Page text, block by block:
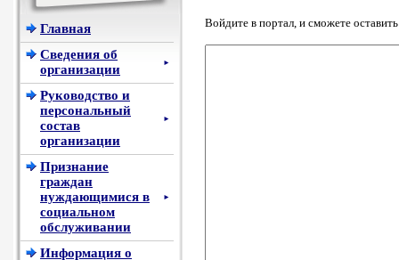
Главная
Сведения об
организации
►
Руководство и
персональный
состав
организации
►
Признание
граждан
нуждающимися в
социальном
обслуживании
►
Информация о
Войдите в портал, и сможете